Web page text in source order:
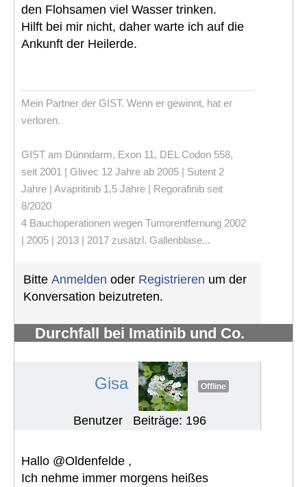
den Flohsamen viel Wasser trinken.
Hilft bei mir nicht, daher warte ich auf die
Ankunft der Heilerde.
Mein Partner der GIST. Wenn er gewinnt, hat er
verloren.
GIST am Dünndarm, Exon 11, DEL Codon 558,
seit 2001 | Glivec 12 Jahre ab 2005 | Sutent 2
Jahre | Avapritinib 1,5 Jahre | Regorafinib seit
8/2020
4 Bauchoperationen wegen Tumorentfernung 2002
| 2005 | 2013 | 2017 zusätzl. Gallenblase...
Bitte Anmelden oder Registrieren um der
Konversation beizutreten.
Durchfall bei Imatinib und Co.
Gisa Offline
Benutzer Beiträge: 196
Hallo @Oldenfelde ,
Ich nehme immer morgens heißes